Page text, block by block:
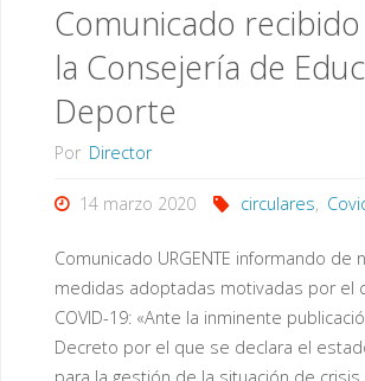
para
padres
Comunicado
la Consejería de
Deporte
Por Director
14 marzo 2020 circulares,
Comunicado URGENTE informando de
medidas adoptadas motivadas por el
COVID-19: «Ante la inminente
Decreto por el que se declara el